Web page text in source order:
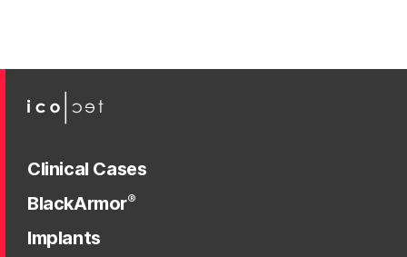
Clinical Cases
BlackArmor®
Implants